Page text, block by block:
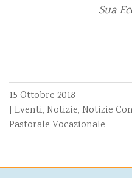
Sua
15 Ottobre 2018
| Eventi, Notizie, Notizie
Pastorale Vocazionale